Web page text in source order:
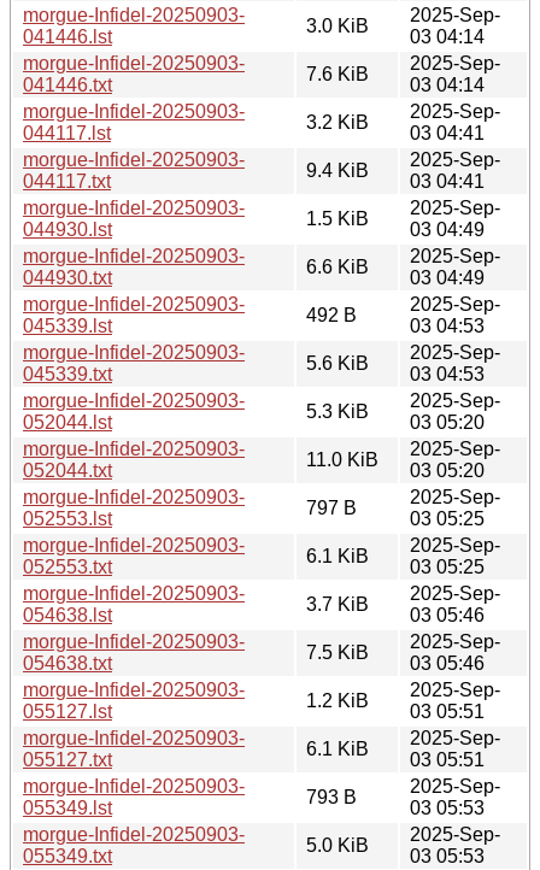
morgue-Infidel-20250903-
041446.lst
3.0 KiB
2025-Sep-
03 04:14
morgue-Infidel-20250903-
041446.txt
7.6 KiB
2025-Sep-
03 04:14
morgue-Infidel-20250903-
044117.lst
3.2 KiB
2025-Sep-
03 04:41
morgue-Infidel-20250903-
044117.txt
9.4 KiB
2025-Sep-
03 04:41
morgue-Infidel-20250903-
044930.lst
1.5 KiB
2025-Sep-
03 04:49
morgue-Infidel-20250903-
044930.txt
6.6 KiB
2025-Sep-
03 04:49
morgue-Infidel-20250903-
045339.lst
492 B
2025-Sep-
03 04:53
morgue-Infidel-20250903-
045339.txt
5.6 KiB
2025-Sep-
03 04:53
morgue-Infidel-20250903-
052044.lst
5.3 KiB
2025-Sep-
03 05:20
morgue-Infidel-20250903-
052044.txt
11.0 KiB
2025-Sep-
03 05:20
morgue-Infidel-20250903-
052553.lst
797 B
2025-Sep-
03 05:25
morgue-Infidel-20250903-
052553.txt
6.1 KiB
2025-Sep-
03 05:25
morgue-Infidel-20250903-
054638.lst
3.7 KiB
2025-Sep-
03 05:46
morgue-Infidel-20250903-
054638.txt
7.5 KiB
2025-Sep-
03 05:46
morgue-Infidel-20250903-
055127.lst
1.2 KiB
2025-Sep-
03 05:51
morgue-Infidel-20250903-
055127.txt
6.1 KiB
2025-Sep-
03 05:51
morgue-Infidel-20250903-
055349.lst
793 B
2025-Sep-
03 05:53
morgue-Infidel-20250903-
055349.txt
5.0 KiB
2025-Sep-
03 05:53